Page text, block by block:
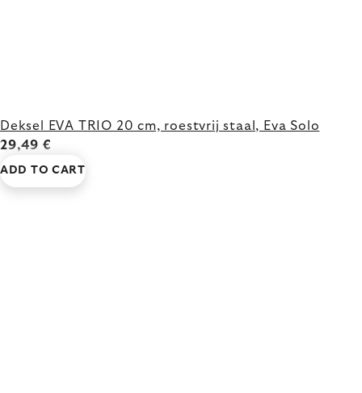
Deksel EVA TRIO 20 cm, roestvrij staal, Eva Solo
29,49 €
ADD TO CART